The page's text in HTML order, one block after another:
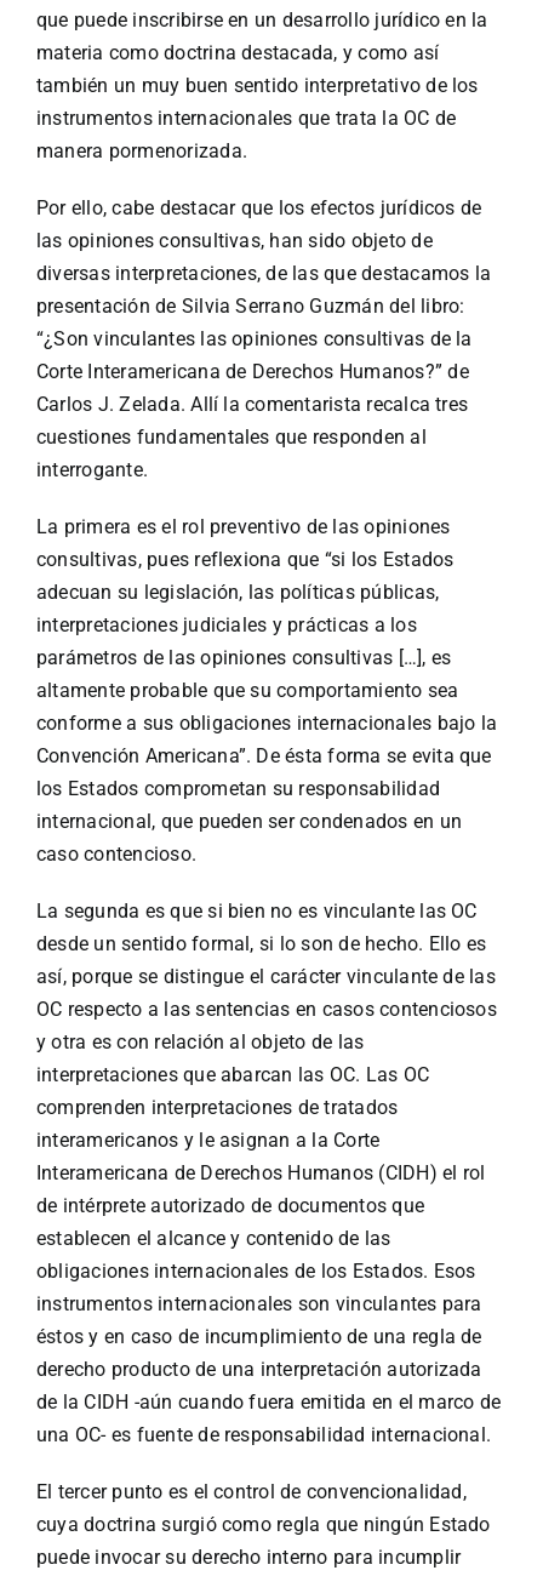
que puede inscribirse en un desarrollo jurídico en la
materia como doctrina destacada, y como así
también un muy buen sentido interpretativo de los
instrumentos internacionales que trata la OC de
manera pormenorizada.
Por ello, cabe destacar que los efectos jurídicos de
las opiniones consultivas, han sido objeto de
diversas interpretaciones, de las que destacamos la
presentación de Silvia Serrano Guzmán del libro:
“¿Son vinculantes las opiniones consultivas de la
Corte Interamericana de Derechos Humanos?” de
Carlos J. Zelada. Allí la comentarista recalca tres
cuestiones fundamentales que responden al
interrogante.
La primera es el rol preventivo de las opiniones
consultivas, pues reflexiona que “si los Estados
adecuan su legislación, las políticas públicas,
interpretaciones judiciales y prácticas a los
parámetros de las opiniones consultivas […], es
altamente probable que su comportamiento sea
conforme a sus obligaciones internacionales bajo la
Convención Americana”. De ésta forma se evita que
los Estados comprometan su responsabilidad
internacional, que pueden ser condenados en un
caso contencioso.
La segunda es que si bien no es vinculante las OC
desde un sentido formal, si lo son de hecho. Ello es
así, porque se distingue el carácter vinculante de las
OC respecto a las sentencias en casos contenciosos
y otra es con relación al objeto de las
interpretaciones que abarcan las OC. Las OC
comprenden interpretaciones de tratados
interamericanos y le asignan a la Corte
Interamericana de Derechos Humanos (CIDH) el rol
de intérprete autorizado de documentos que
establecen el alcance y contenido de las
obligaciones internacionales de los Estados. Esos
instrumentos internacionales son vinculantes para
éstos y en caso de incumplimiento de una regla de
derecho producto de una interpretación autorizada
de la CIDH -aún cuando fuera emitida en el marco de
una OC- es fuente de responsabilidad internacional.
El tercer punto es el control de convencionalidad,
cuya doctrina surgió como regla que ningún Estado
puede invocar su derecho interno para incumplir